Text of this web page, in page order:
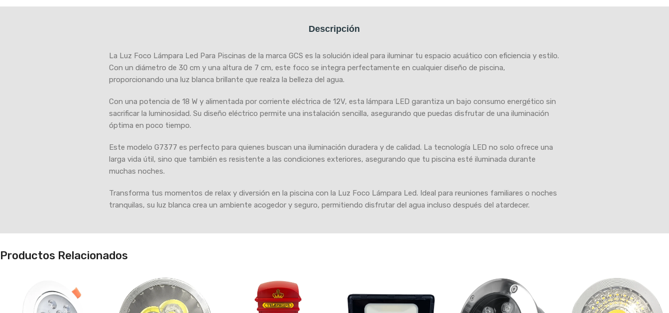
Descripción
La Luz Foco Lámpara Led Para Piscinas de la marca GCS es la solución ideal para iluminar tu espacio acuático con eficiencia y estilo.
Con un diámetro de 30 cm y una altura de 7 cm, este foco se integra perfectamente en cualquier diseño de piscina,
proporcionando una luz blanca brillante que realza la belleza del agua.
Con una potencia de 18 W y alimentada por corriente eléctrica de 12V, esta lámpara LED garantiza un bajo consumo energético sin
sacrificar la luminosidad. Su diseño eléctrico permite una instalación sencilla, asegurando que puedas disfrutar de una iluminación
óptima en poco tiempo.
Este modelo G7377 es perfecto para quienes buscan una iluminación duradera y de calidad. La tecnología LED no solo ofrece una
larga vida útil, sino que también es resistente a las condiciones exteriores, asegurando que tu piscina esté iluminada durante
muchas noches.
Transforma tus momentos de relax y diversión en la piscina con la Luz Foco Lámpara Led. Ideal para reuniones familiares o noches
tranquilas, su luz blanca crea un ambiente acogedor y seguro, permitiendo disfrutar del agua incluso después del atardecer.
Productos Relacionados